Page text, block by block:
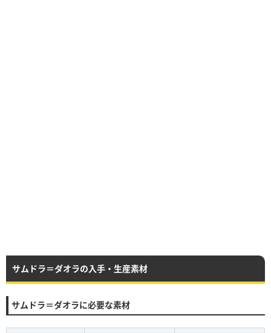
サムドラ＝ダオラの入手・生産素材
サムドラ＝ダオラに必要な素材